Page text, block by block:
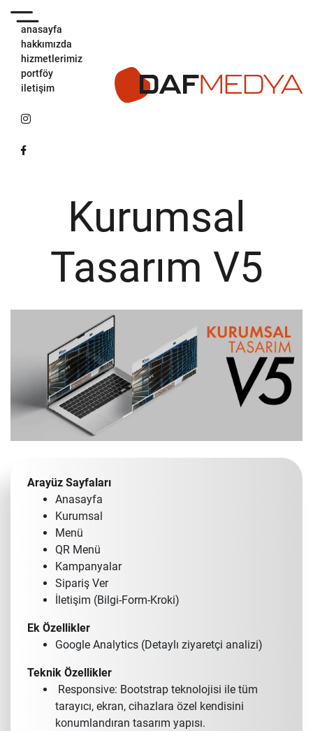
anasayfa
hakkımızda
hizmetlerimiz
portföy
iletişim
Kurumsal
Tasarım V5
Arayüz Sayfaları
Anasayfa
Kurumsal
Menü
QR Menü
Kampanyalar
Sipariş Ver
İletişim (Bilgi-Form-Kroki)
Ek Özellikler
Google Analytics (Detaylı ziyaretçi analizi)
Teknik Özellikler
Responsive: Bootstrap teknolojisi ile tüm
tarayıcı, ekran, cihazlara özel kendisini
konumlandıran tasarım yapısı.